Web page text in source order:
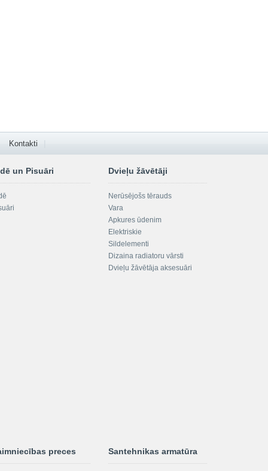
Kontakti
un Pisuāri Dvieļu žāvētāji
Nerūsējošs tērauds
Vara
Apkures ūdenim
Elektriskie
Sildelementi
Dizaina radiatoru vārsti
Dvieļu žāvētāja aksesuāri
preces Santehnikas armatūra